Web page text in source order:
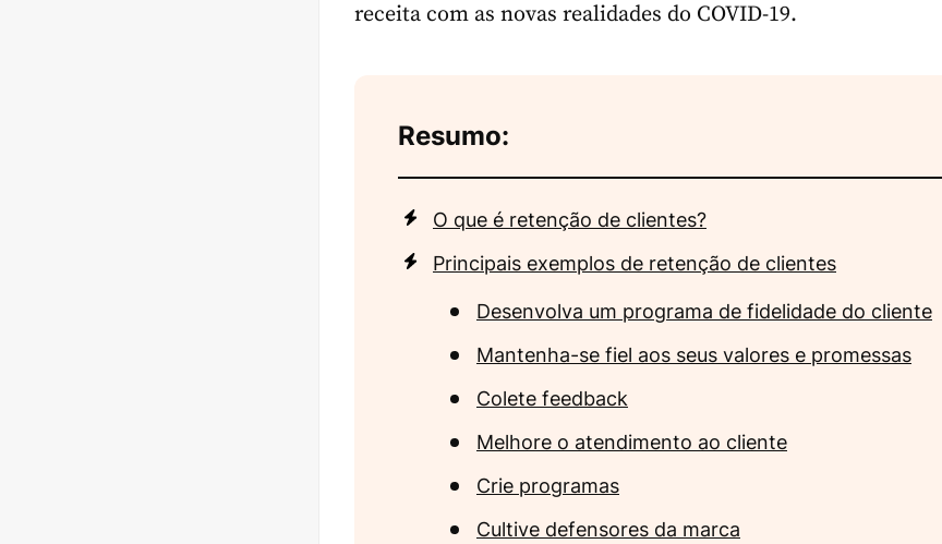
receita com as novas realidades do COVID-19.
Resumo:
O que é retenção de clientes?
Principais exemplos de retenção de clientes
Desenvolva um programa de fidelidade do cliente
Mantenha-se fiel aos seus valores e promessas
Colete feedback
Melhore o atendimento ao cliente
Crie programas
Cultive defensores da marca